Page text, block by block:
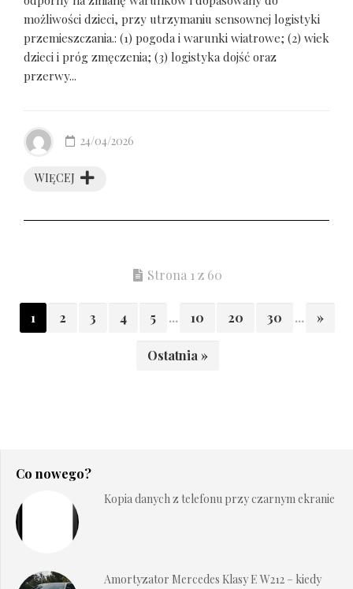
możliwości dzieci, przy utrzymaniu sensownej logistyki
przemieszczania.: (1) pogoda i warunki wiatrowe; (2) wiek
dzieci i próg zmęczenia; (3) logistyka dojść oraz
przerwy...
WIĘCEJ
24/04/2026
Strona 1 z 60
1 2 3 4 5 ... 10 20 30 ... »
Ostatnia »
Co nowego?
Kopia danych z telefonu przy czarnym ekranie
Amortyzator Mercedes Klasy E W212 – kiedy